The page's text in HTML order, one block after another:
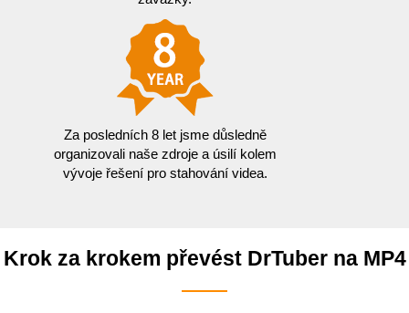
Za posledních 8 let jsme důsledně
organizovali naše zdroje a úsilí kolem
vývoje řešení pro stahování videa.
Krok za krokem převést DrTuber na MP4